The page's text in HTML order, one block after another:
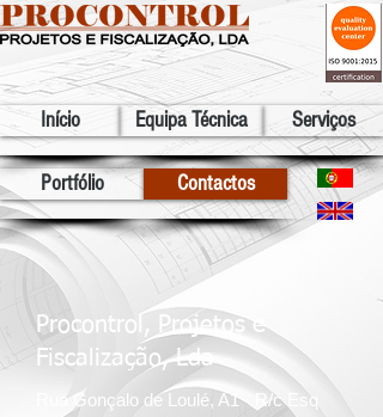
Início Equipa Técnica Serviços
Portfólio Contactos
Procontrol, Projetos e
Fiscalização, Lda
Rua Gonçalo de Loulé, A1 - R/c Esq